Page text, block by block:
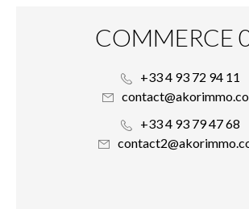
COMMERCE
+33 4 93 72 94 11
+33 4 93 79 47 68